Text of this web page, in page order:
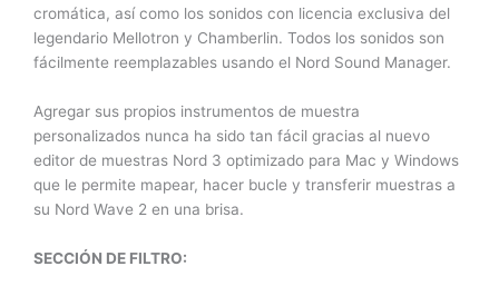
cromática, así como los sonidos con licencia exclusiva del
legendario Mellotron y Chamberlin. Todos los sonidos son
fácilmente reemplazables usando el Nord Sound Manager.
Agregar sus propios instrumentos de muestra
personalizados nunca ha sido tan fácil gracias al nuevo
editor de muestras Nord 3 optimizado para Mac y Windows
que le permite mapear, hacer bucle y transferir muestras a
su Nord Wave 2 en una brisa.
SECCIÓN DE FILTRO: